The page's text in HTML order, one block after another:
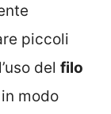
piccoli
del filo
modo